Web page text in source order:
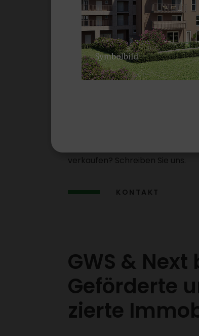
Wir
verkaufen? Schreiben Sie uns.
KONTAKT
GWS & Next
Geför­derte
zierte